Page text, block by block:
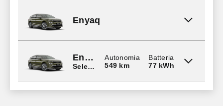
Enyaq
Enyaq
Selection
Autonomia
549 km
Batteria
77 kWh